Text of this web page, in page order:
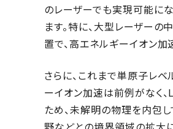
のレーザーでも実現可能に
ます。特に、大型レーザー
置で、高エネルギーイオン
さらに、これまで単原子レ
ーイオン加速は前例がなく
ため、未解明の物理を内包